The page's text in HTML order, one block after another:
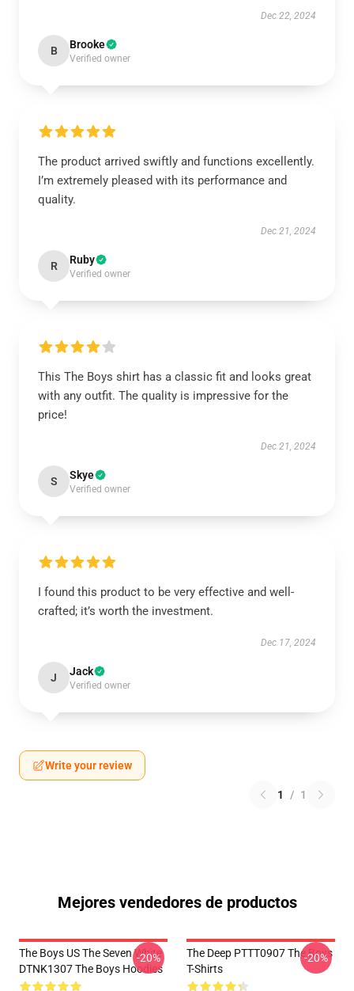
Dec 22, 2024
B Brooke
Verified owner
The product arrived swiftly and functions excellently.
I’m extremely pleased with its performance and
quality.
Dec 21, 2024
R Ruby
Verified owner
This The Boys shirt has a classic fit and looks great
with any outfit. The quality is impressive for the
price!
Dec 21, 2024
S Skye
Verified owner
I found this product to be very effective and well-
crafted; it’s worth the investment.
Dec 17, 2024
J Jack
Verified owner
Write your review
1 / 1
Mejores vendedores de productos
The Boys US The Seven White
DTNK1307 The Boys Hoodies
-20%
The Deep PTTT0907 The Boys
T-Shirts
-20%